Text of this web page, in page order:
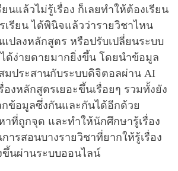
นแล้วไม่รู้เรื่อง ก็เลยทำให้ต้องเรียน
เรียน ได้พินิจแล้วว่ารายวิชาไหน
ปลงหลักสูตร หรือปรับเปลี่ยนระบบ
ด้ง่ายดายมากยิ่งขึ้น โดยนำข้อมูล
มประสานกับระบบดิจิตอลผ่าน AI
องหลักสูตรเยอะขึ้นเรื่อยๆ รวมทั้งยัง
กข้อมูลซึ่งกันและกันได้อีกด้วย
าที่ถูกจุด และทำให้นักศึกษารู้เรื่อง
ารสอนบางรายวิชาที่ยากให้รู้เรื่อง
ขึ้นผ่านระบบออนไลน์